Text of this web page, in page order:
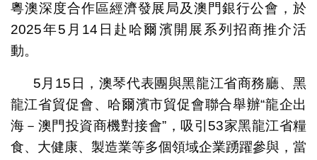
粵澳深度合作區經濟發展局及澳門銀行公會，於
2025年5月14日赴哈爾濱開展系列招商推介活
動。
5月15日，澳琴代表團與黑龍江省商務廳、黑
龍江省貿促會、哈爾濱市貿促會聯合舉辦“龍企出
海－澳門投資商機對接會”，吸引53家黑龍江省糧
食、大健康、製造業等多個領域企業踴躍參與，當